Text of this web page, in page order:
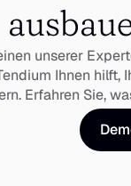
unserer
Ihnen hilft,
Erfahren Sie,